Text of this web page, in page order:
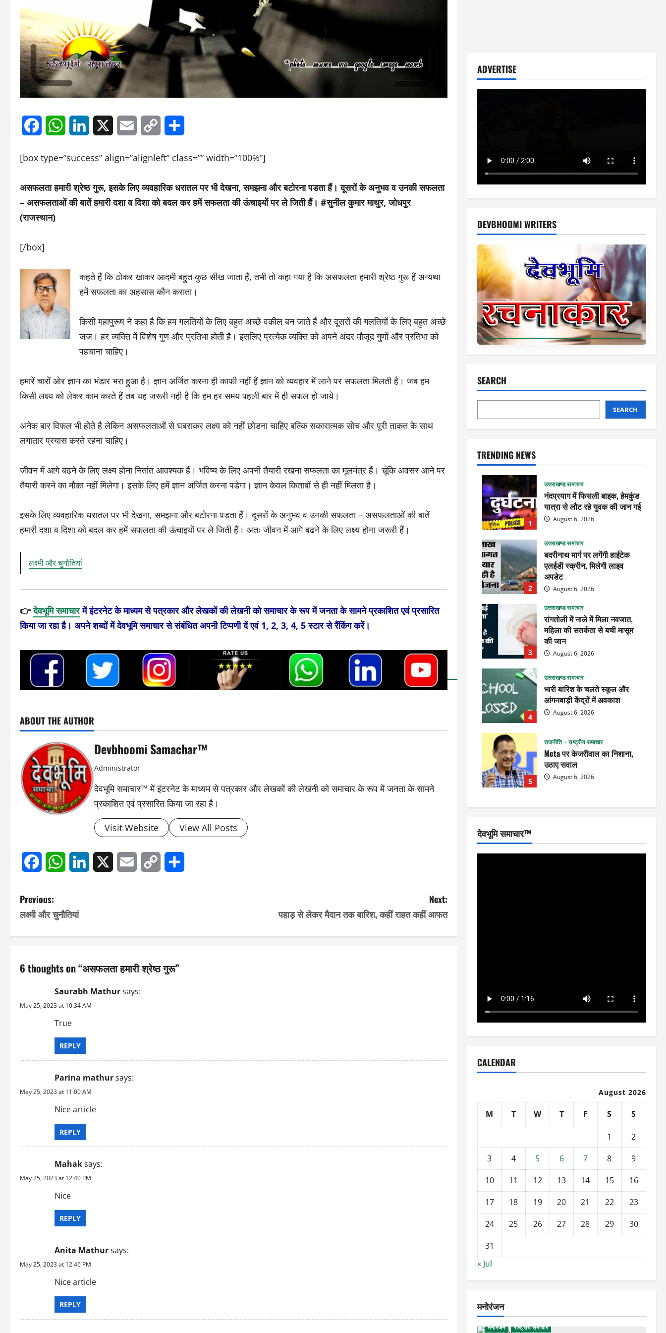
FacebookWhatsAppLinkedIn Email
Copy
[box type=”success” align=”alignleft” class=”” width=”100%”]
असफलता हमारी श्रेष्ठ गुरू, इसके लिए व्यवहारिक धरातल पर भी देखना, समझना और बटोरना पडता हैं। दूसरों के अनुभव व उनकी सफलता
– असफलताओं की बातें हमारी दशा व दिशा को बदल कर हमें सफलता की ऊंचाइयों पर ले जिती हैं। #सुनील कुमार माथुर, जोधपुर
(राजस्थान)
[/box]
कहते हैं कि ठोकर खाकर आदमी बहुत कुछ सीख जाता हैं, तभी तो कहा गया है कि असफलता हमारी श्रेष्ठ गुरू हैं अन्यथा
हमें सफलता का अहसास कौन कराता।
किसी महापुरूष ने कहा है कि हम गलतियों के लिए बहुत अच्छे वकील बन जाते हैं और दूसरों की गलतियों के लिए बहुत अच्छे
जज। हर व्यक्ति में विशेष गुण और प्रतिभा होती है। इसलिए प्रत्येक व्यक्ति को अपने अंदर मौजूद गुणों और प्रतिभा को
पहचाना चाहिए।
हमारें चारों ओर ज्ञान का भंडार भरा हुआ है। ज्ञान अर्जित करना ही काफी नहीं हैं ज्ञान को व्यवहार में लाने पर सफलता मिलती है। जब हम
किसी लक्ष्य को लेकर काम करते हैं तब यह जरूरी नही है कि हम हर समय पहली बार में ही सफल हो जाये।
अनेक बार विफल भी होते है लेकिन असफलताओं से घबराकर लक्ष्य को नहीं छोडना चाहिए बल्कि सकारात्मक सोच और पूरी ताकत के साथ
लगातार प्रयास करते रहना चाहिए।
जीवन में आगे बढने के लिए लक्ष्य होना नितांत आवश्यक हैं। भविष्य के लिए अपनी तैयारी रखना सफलता का मूलमंत्र हैं। चूंकि अवसर आने पर
तैयारी करने का मौका नहीं मिलेगा। इसके लिए हमें ज्ञान अर्जित करना पडेगा। ज्ञान केवल किताबों से ही नहीं मिलता है।
इसके लिए व्यवहारिक धरातल पर भी देखना, समझना और बटोरना पडता हैं। दूसरों के अनुभव व उनकी सफलता – असफलताओं की बातें
हमारी दशा व दिशा को बदल कर हमें सफलता की ऊंचाइयों पर ले जिती हैं। अतः जीवन में आगे बढने के लिए लक्ष्य होना जरूरी हैं।
लक्ष्मी और चुनौतियां
👉देवभूमि समाचारमें इंटरनेट के माध्यम से पत्रकार और लेखकों की लेखनी को समाचार के रूप में जनता के सामने प्रकाशित एवं प्रसारित
किया जा रहा है। अपने शब्दों में देवभूमि समाचार से संबंधित अपनी टिप्पणी दें एवं 1, 2, 3, 4, 5 स्टार से रैंकिंग करें।
ABOUT THE AUTHOR
Devbhoomi Samachar™
Administrator
देवभूमि समाचार™ में इंटरनेट के माध्यम से पत्रकार और लेखकों की लेखनी को समाचार के रूप में जनता के सामने
प्रकाशित एवं प्रसारित किया जा रहा है।
Visit Website View All Posts
FacebookWhatsAppLinkedIn Email
Copy
P
o
s
t
a
g
a
o
n
Previous:
लक्ष्मी और चुनौतियां
Next:
पहाड़ से लेकर मैदान तक बारिश, कहीं राहत कहीं आफत
6 thoughts on “असफलता हमारी श्रेष्ठ गुरू”
Saurabh Mathursays:
May 25, 2023 at 10:34 AM
True
REPLY
Parina mathursays:
May 25, 2023 at 11:00 AM
Nice article
REPLY
Mahaksays:
May 25, 2023 at 12:40 PM
Nice
REPLY
Anita Mathursays:
May 25, 2023 at 12:46 PM
Nice article
REPLY
ADVERTISE
DEVBHOOMI WRITERS
SEARCH
SEARCH
TRENDING NEWS
1
उत्तराखण्ड समाचार
नंदप्रयाग में फिसली बाइक, हेमकुंड
यात्रा से लौट रहे युवक की जान गई
August 6, 2026
2
उत्तराखण्ड समाचार
बदरीनाथ मार्ग पर लगेंगी हाईटेक
एलईडी स्क्रीन, मिलेगी लाइव
अपडेट
August 6, 2026
3
उत्तराखण्ड समाचार
रांगतोली में नाले में मिला नवजात,
महिला की सतर्कता से बची मासूम
की जान
August 6, 2026
4
उत्तराखण्ड समाचार
भारी बारिश के चलते स्कूल और
आंगनबाड़ी केंद्रों में अवकाश
August 6, 2026
5
राजनीति राष्ट्रीय समाचार
Meta पर केजरीवाल का निशाना,
उठाए सवाल
August 6, 2026
देवभूमि समाचार™
CALENDAR
August 2026
M T W T F S S
1
2
3
4 5 6 7 8
9
10
11 12 13 14 15
16
17
18 19 20 21 22
23
24
25 26 27 28 29
30
31
« Jul
मनोरंजन
मनोरंजन राष्ट्रीय समाचार